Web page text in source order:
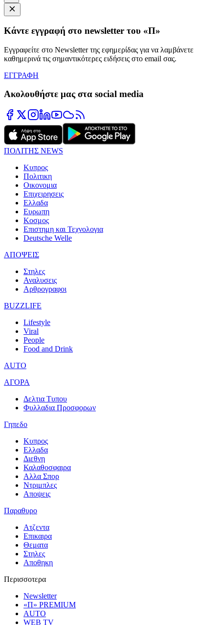
Κάντε εγγραφή στο newsletter του «Π»
Εγγραφείτε στο Newsletter της εφημερίδας για να λαμβάνετε
καθημερινά τις σημαντικότερες ειδήσεις στο email σας.
ΕΓΓΡΑΦΗ
Ακολουθήστε μας στα social media
ΠΟΛΙΤΗΣ NEWS
Κυπρος
Πολιτικη
Οικονομια
Επιχειρησεις
Ελλαδα
Ευρωπη
Κοσμος
Επιστημη και Τεχνολογια
Deutsche Welle
ΑΠΟΨΕΙΣ
Στηλες
Αναλυσεις
Αρθρογραφοι
BUZZLIFE
Lifestyle
Viral
People
Food and Drink
AUTO
ΑΓΟΡΑ
Δελτια Τυπου
Φυλλαδια Προσφορων
Γηπεδο
Κυπρος
Ελλαδα
Διεθνη
Καλαθοσφαιρα
Αλλα Σπορ
Ντριμπλες
Αποψεις
Παραθυρο
Ατζεντα
Επικαιρα
Θεματα
Στηλες
Αποθηκη
Περισσοτερα
Newsletter
«Π» PREMIUM
AUTO
WEB TV